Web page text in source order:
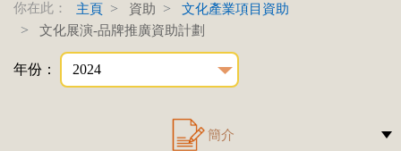
你在此： 主頁 資助
文化產業項目資助
文化展演-品牌推廣資助計劃
年份：
簡介